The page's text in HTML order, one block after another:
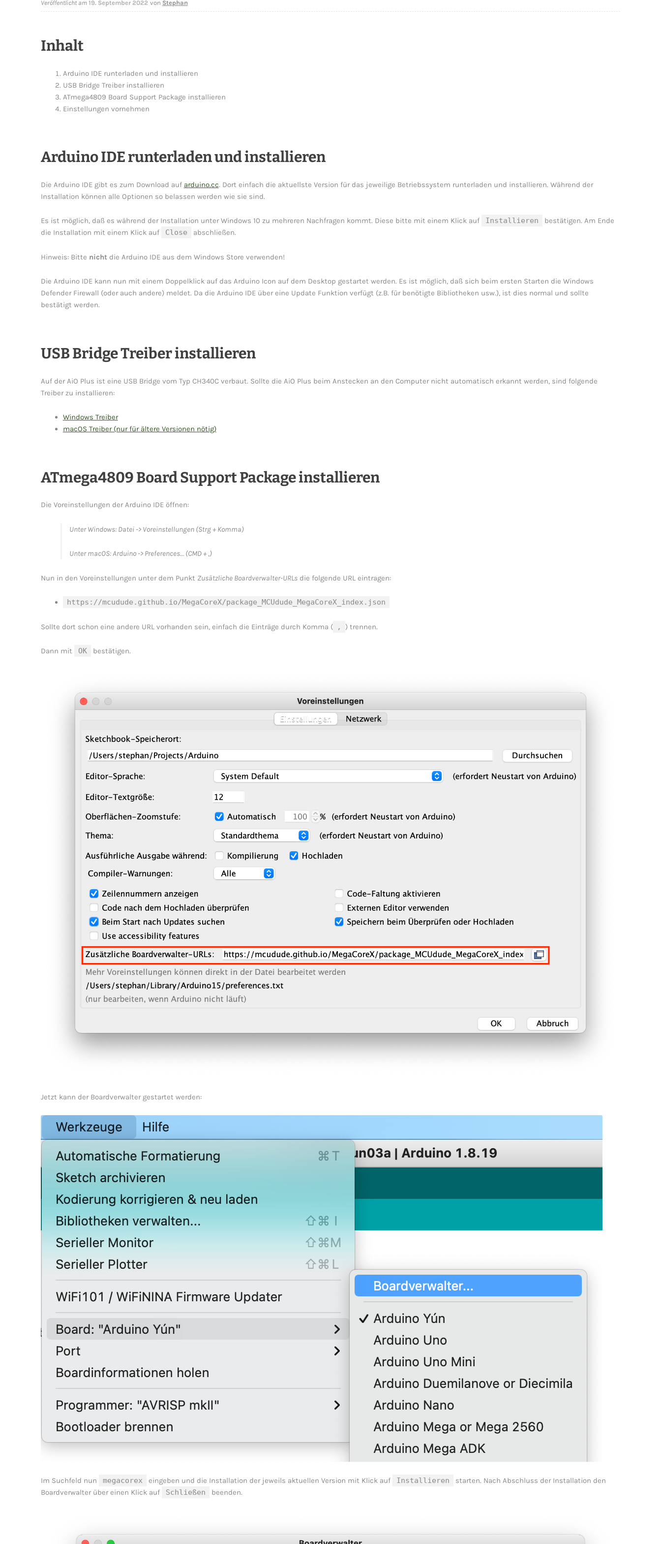
Veröffentlicht am 19. September 2022 von Stephan
Inhalt
Arduino IDE runterladen und installieren
USB Bridge Treiber installieren
ATmega4809 Board Support Package installieren
Einstellungen vornehmen
Arduino IDE runterladen und installieren
Die Arduino IDE gibt es zum Download auf arduino.cc. Dort einfach die aktuellste Version für das jeweilige Betriebssystem runterladen und installieren. Während der
Installation können alle Optionen so belassen werden wie sie sind.
Es ist möglich, daß es während der Installation unter Windows 10 zu mehreren Nachfragen kommt. Diese bitte mit einem Klick auf Installieren
bestätigen. Am Ende
die Installation mit einem Klick auf
Close abschließen.
Hinweis: Bitte nichtdie Arduino IDE aus dem Windows Store verwenden!
Die Arduino IDE kann nun mit einem Doppelklick auf das Arduino Icon auf dem Desktop gestartet werden. Es ist möglich, daß sich beim ersten Starten die Windows
Defender Firewall (oder auch andere) meldet. Da die Arduino IDE über eine Update Funktion verfügt (z.B. für benötigte Bibliotheken usw.), ist dies normal und sollte
bestätigt werden.
USB Bridge Treiber installieren
Auf der AiO Plus ist eine USB Bridge vom Typ CH340C verbaut. Sollte die AiO Plus beim Anstecken an den Computer nicht automatisch erkannt werden, sind folgende
Treiber zu installieren:
Windows Treiber
macOS Treiber (nur für ältere Versionen nötig)
ATmega4809 Board Support Package installieren
Die Voreinstellungen der Arduino IDE öffnen:
Unter Windows: Datei -> Voreinstellungen (Strg + Komma)
Unter macOS: Arduino -> Preferences… (CMD + ,)
Nun in den Voreinstellungen unter dem Punkt Zusätzliche Boardverwalter-URLsdie folgende URL eintragen:
https://mcudude.github.io/MegaCoreX/package_MCUdude_MegaCoreX_index.json
Sollte dort schon eine andere URL vorhanden sein, einfach die Einträge durch Komma ( , ) trennen.
Dann mit OK bestätigen.
Jetzt kann der Boardverwalter gestartet werden:
Im Suchfeld nun megacorex eingeben und die Installation der jeweils aktuellen Version mit Klick auf Installieren
starten. Nach Abschluss der Installation den
Boardverwalter über einen Klick auf
Schließen beenden.